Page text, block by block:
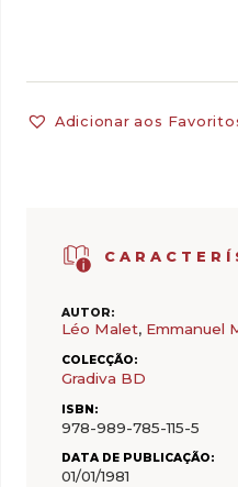
AUTOR:
Léo Malet, Emmanuel
COLECÇÃO:
Gradiva BD
ISBN:
978-989-785-115-5
DATA DE PUBLICAÇÃO:
01/01/1981
Adicionar aos